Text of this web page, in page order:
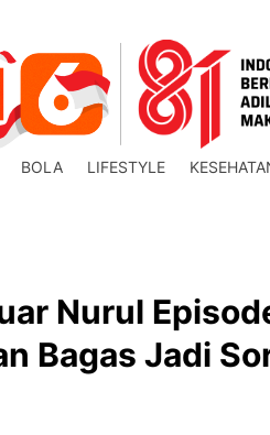
BOLA LIFESTYLE
Nurul
Bagas Jadi